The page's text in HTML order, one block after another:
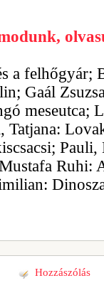
a
Gaál
meseutca;
Ruhi:
Hozzászólás